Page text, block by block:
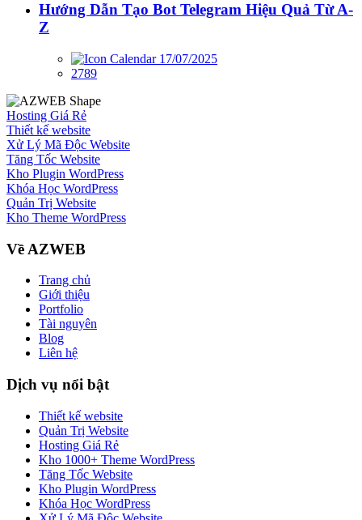
Hướng Dẫn Tạo Bot Telegram Hiệu Quả Từ A-
Z
17/07/2025
2789
Hosting Giá Rẻ
Thiết kế website
Xử Lý Mã Độc Website
Tăng Tốc Website
Kho Plugin WordPress
Khóa Học WordPress
Quản Trị Website
Kho Theme WordPress
Về AZWEB
Trang chủ
Giới thiệu
Portfolio
Tài nguyên
Blog
Liên hệ
Dịch vụ nổi bật
Thiết kế website
Quản Trị Website
Hosting Giá Rẻ
Kho 1000+ Theme WordPress
Tăng Tốc Website
Kho Plugin WordPress
Khóa Học WordPress